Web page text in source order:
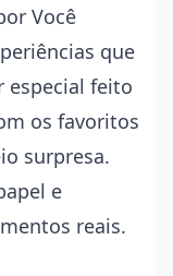
Você
que
especial feito
os favoritos
surpresa.
e
reais.